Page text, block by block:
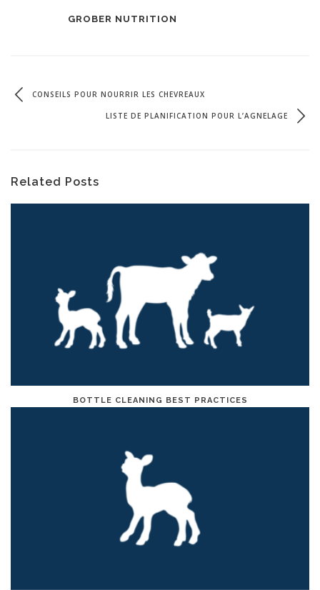
GROBER NUTRITION
CONSEILS POUR NOURRIR LES CHEVREAUX
LISTE DE PLANIFICATION POUR L’AGNELAGE
Related Posts
BOTTLE CLEANING BEST PRACTICES